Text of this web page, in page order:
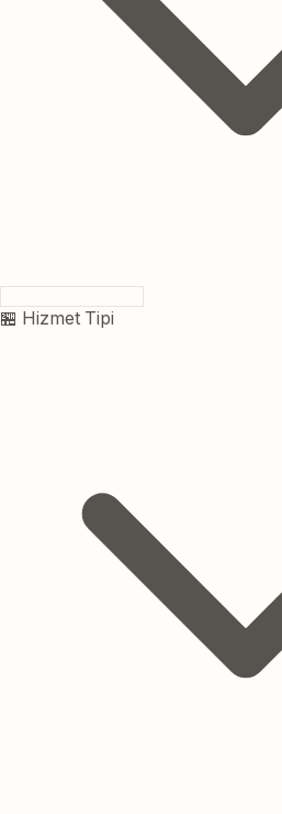
🏪 Hizmet Tipi